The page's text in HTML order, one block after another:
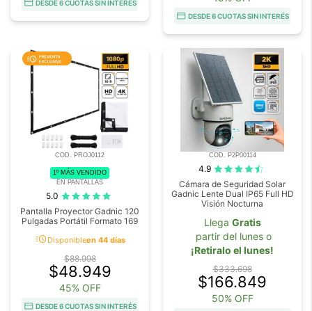
DESDE 6 CUOTAS SIN INTERÉS
DESDE 6 CUOTAS SIN INTERÉS
COD. PROJ0112
1º MÁS VENDIDO
EN PANTALLAS
5.0
Pantalla Proyector Gadnic 120
Pulgadas Portátil Formato 169
acuteDisponibleen 44 días
$88.998
$48.949
45% OFF
DESDE 6 CUOTAS SIN INTERÉS
COD. P2P00114
4.9
Cámara de Seguridad Solar
Gadnic Lente Dual IP65 Full HD
Visión Nocturna
Llega Gratis
partir del lunes o
¡Retiralo el lunes!
$333.698
$166.849
50% OFF